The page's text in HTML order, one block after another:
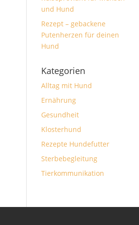
und Hund
Rezept – gebackene
Putenherzen für deinen
Hund
Kategorien
Alltag mit Hund
Ernährung
Gesundheit
Klosterhund
Rezepte Hundefutter
Sterbebegleitung
Tierkommunikation